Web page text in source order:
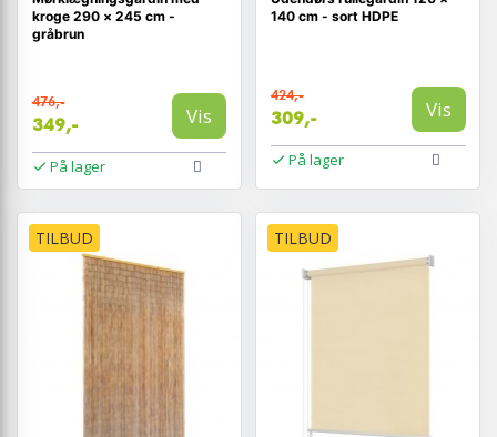
kroge 290 × 245 cm -
gråbrun
476,-
349,- Vis
På lager
140 cm - sort HDPE
424,-
309,- Vis
På lager
TILBUD TILBUD